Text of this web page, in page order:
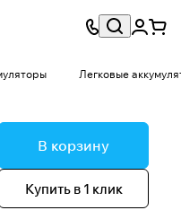
Легковые
В корзину
Купить в 1 клик